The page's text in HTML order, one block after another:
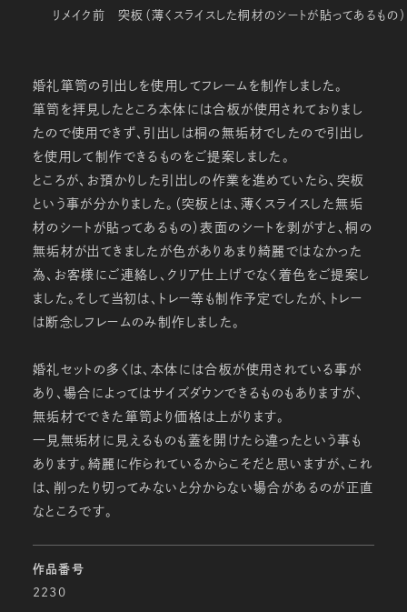
リメイク前 突板（薄くスライスした桐材のシートが貼ってあるもの）
婚礼箪笥の引出しを使用してフレームを制作しました。
箪笥を拝見したところ本体には合板が使用されておりまし
たので使用できず、引出しは桐の無垢材でしたので引出し
を使用して制作できるものをご提案しました。
ところが、お預かりした引出しの作業を進めていたら、突板
という事が分かりました。（突板とは、薄くスライスした無垢
材のシートが貼ってあるもの）表面のシートを剥がすと、桐の
無垢材が出てきましたが色がありあまり綺麗ではなかった
為、お客様にご連絡し、クリア仕上げでなく着色をご提案し
ました。そして当初は、トレー等も制作予定でしたが、トレー
は断念しフレームのみ制作しました。
婚礼セットの多くは、本体には合板が使用されている事が
あり、場合によってはサイズダウンできるものもありますが、
無垢材でできた箪笥より価格は上がります。
一見無垢材に見えるものも蓋を開けたら違ったという事も
あります。綺麗に作られているからこそだと思いますが、これ
は、削ったり切ってみないと分からない場合があるのが正直
なところです。
作品番号
2230